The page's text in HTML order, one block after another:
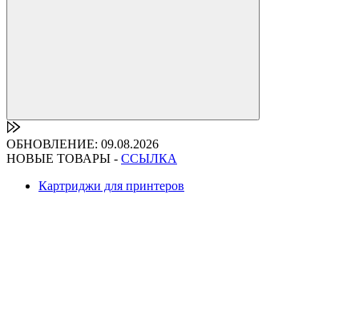
ОБНОВЛЕНИЕ: 09.08.2026
НОВЫЕ ТОВАРЫ - ССЫЛКА
Картриджи для принтеров